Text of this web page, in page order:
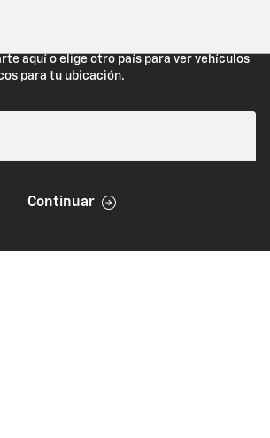
(Estados Unidos). Cierra esta
aquí o elige otro país para ver vehículos
para tu ubicación.
Continuar